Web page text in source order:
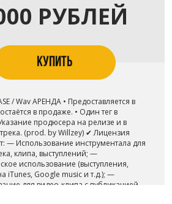
РУБЛЕЙ
КУПИТЬ
/ Wav АРЕНДА • Предоставляется в
в продаже. • Один тег в
продюсера на релизе и в
(prod. by Willzey) ✔ Лицензия
— Использование инструментала для
клипа, выступлений; —
использование (выступления,
iTunes, Google music и т.д.); —
для видео-клипа с публикацией